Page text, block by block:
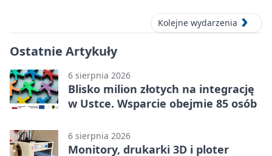
Kolejne wydarzenia
Ostatnie Artykuły
6 sierpnia 2026
Blisko milion złotych na integrację
w Ustce. Wsparcie obejmie 85 osób
6 sierpnia 2026
Monitory, drukarki 3D i ploter